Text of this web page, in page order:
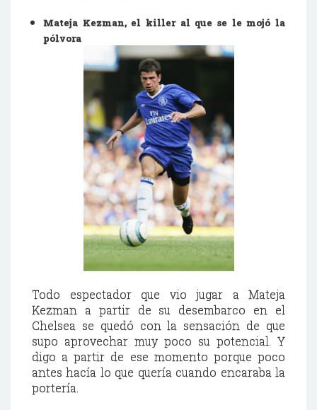
Mateja Kezman, el killer al que se le mojó la
pólvora
Todo espectador que vio jugar a Mateja
Kezman a partir de su desembarco en el
Chelsea se quedó con la sensación de que
supo aprovechar muy poco su potencial. Y
digo a partir de ese momento porque poco
antes hacía lo que quería cuando encaraba la
portería.